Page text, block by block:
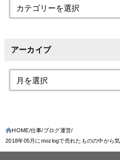
アーカイブ
HOME 仕事 ブログ運営
2018年05月にmozlogで売れたものの中から